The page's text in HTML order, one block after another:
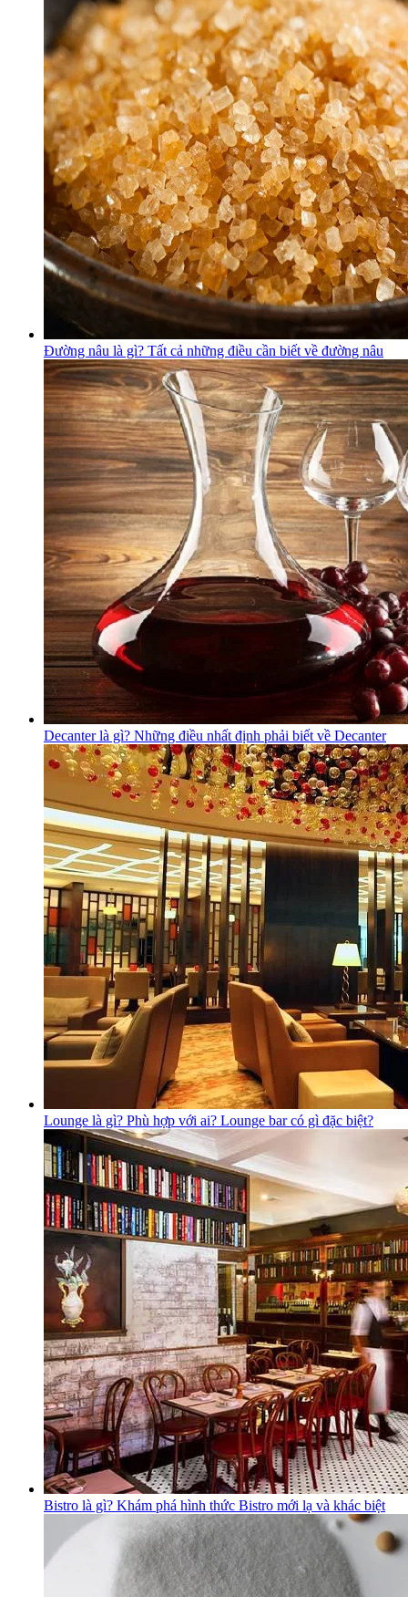
Đường nâu là gì? Tất cả những điều cần biết về đường nâu
Decanter là gì? Những điều nhất định phải biết về Decanter
Lounge là gì? Phù hợp với ai? Lounge bar có gì đặc biệt?
Bistro là gì? Khám phá hình thức Bistro mới lạ và khác biệt